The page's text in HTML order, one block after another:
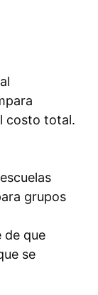
costo total.
grupos
de que
se